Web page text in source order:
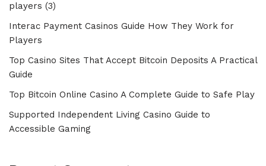
players (3)
Interac Payment Casinos Guide How They Work for
Players
Top Casino Sites That Accept Bitcoin Deposits A Practical
Guide
Top Bitcoin Online Casino A Complete Guide to Safe Play
Supported Independent Living Casino Guide to
Accessible Gaming